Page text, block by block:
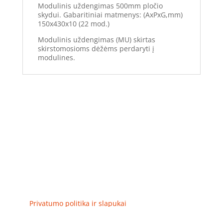
Modulinis uždengimas 500mm pločio
skydui. Gabaritiniai matmenys: (AxPxG,mm)
150x430x10 (22 mod.)
Modulinis uždengimas (MU) skirtas
skirstomosioms dėžėms perdaryti į
modulines.
Privatumo politika ir slapukai